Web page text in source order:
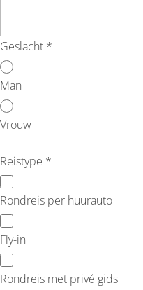
Geslacht *
Man
Vrouw
Reistype *
Rondreis per huurauto
Fly-in
Rondreis met privé gids